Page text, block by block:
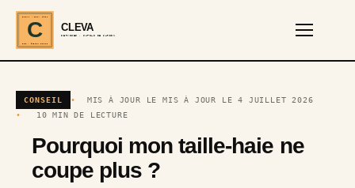
C
CLEVA · EST. 2024
REF · GARDEN TOOLS
CLEVA
SERVICES · OUTILS DE JARDIN
CONSEIL
MIS À JOUR LE MIS À JOUR LE 4 JUILLET 2026
10 MIN DE LECTURE
Pourquoi mon taille-haie ne
coupe plus ?